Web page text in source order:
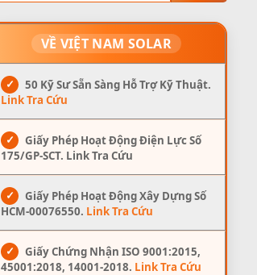
VỀ VIỆT NAM SOLAR
✓
50 Kỹ Sư Sẵn Sàng Hỗ Trợ Kỹ Thuật.
Link Tra Cứu
✓
Giấy Phép Hoạt Động Điện Lực Số
175/GP-SCT. Link Tra Cứu
✓
Giấy Phép Hoạt Động Xây Dựng Số
HCM-00076550. Link Tra Cứu
✓
Giấy Chứng Nhận ISO 9001:2015,
45001:2018, 14001-2018. Link Tra Cứu